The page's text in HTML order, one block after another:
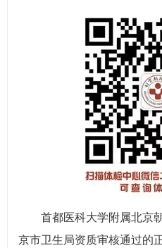
首都医科大学附属北京朝
京市卫生局资质审核通过的